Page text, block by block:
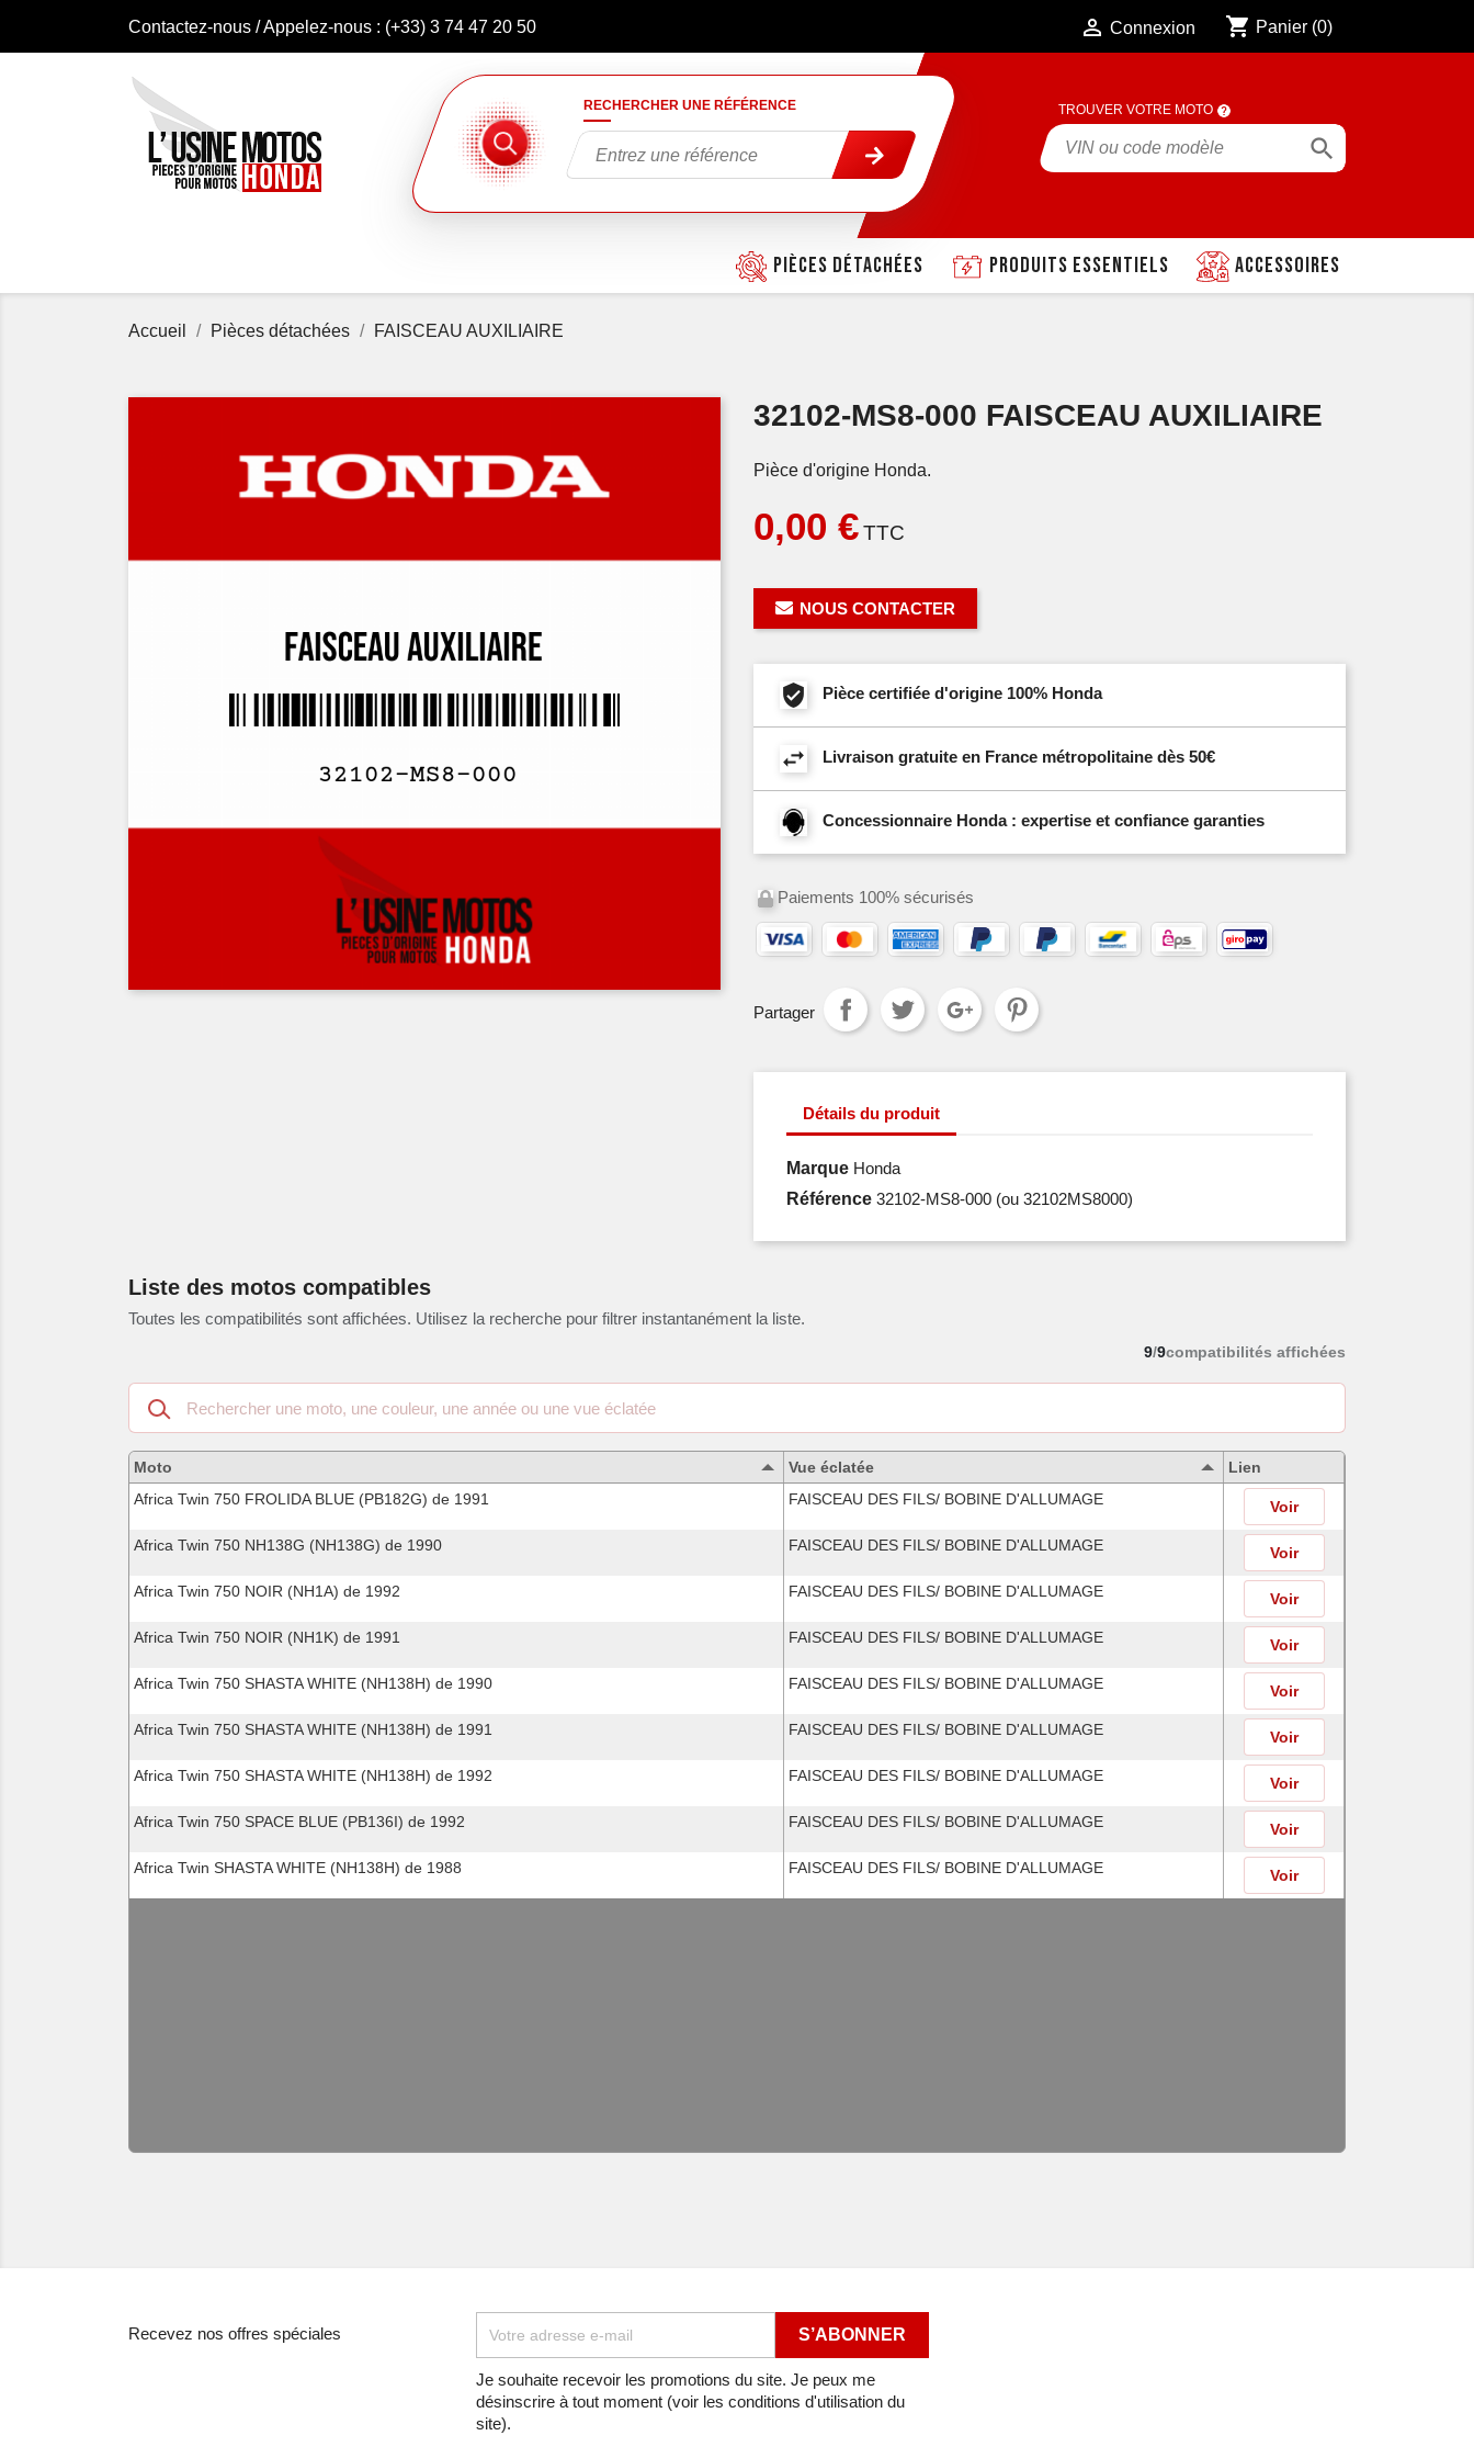
Contactez-nous / Appelez-nous : (+33) 3 74 47 20 50  Connexion shopping_cart Panier (0)
RECHERCHER UNE RÉFÉRENCE TROUVER VOTRE MOTO

Accessoires
Produits essentiels
Pièces détachées
Accueil Pièces détachées FAISCEAU AUXILIAIRE
32102-MS8-000 FAISCEAU AUXILIAIRE
Pièce d'origine Honda.
0,00 €TTC
NOUS CONTACTER
Pièce certifiée d'origine 100% Honda
Livraison gratuite en France métropolitaine dès 50€
Concessionnaire Honda : expertise et confiance garanties
Paiements 100% sécurisés
Partager
Détails du produit
Marque Honda
Référence 32102-MS8-000 (ou 32102MS8000)
Liste des motos compatibles
Toutes les compatibilités sont affichées. Utilisez la recherche pour filtrer instantanément la liste.
9/9compatibilités affichées
Recherche
dans
les
motos
compatibles
Moto Vue éclatée
Lien
Africa Twin 750 FROLIDA BLUE (PB182G) de 1991
FAISCEAU DES FILS/ BOBINE D'ALLUMAGE Voir
Africa Twin 750 NH138G (NH138G) de 1990 FAISCEAU DES FILS/ BOBINE D'ALLUMAGE Voir
Africa Twin 750 NOIR (NH1A) de 1992 FAISCEAU DES FILS/ BOBINE D'ALLUMAGE Voir
Africa Twin 750 NOIR (NH1K) de 1991 FAISCEAU DES FILS/ BOBINE D'ALLUMAGE Voir
Africa Twin 750 SHASTA WHITE (NH138H) de 1990 FAISCEAU DES FILS/ BOBINE D'ALLUMAGE Voir
Africa Twin 750 SHASTA WHITE (NH138H) de 1991 FAISCEAU DES FILS/ BOBINE D'ALLUMAGE Voir
Africa Twin 750 SHASTA WHITE (NH138H) de 1992 FAISCEAU DES FILS/ BOBINE D'ALLUMAGE Voir
Africa Twin 750 SPACE BLUE (PB136I) de 1992 FAISCEAU DES FILS/ BOBINE D'ALLUMAGE Voir
Africa Twin SHASTA WHITE (NH138H) de 1988 FAISCEAU DES FILS/ BOBINE D'ALLUMAGE Voir
Recevez nos offres spéciales
Je souhaite recevoir les promotions du site. Je peux me
désinscrire à tout moment (voir les conditions d'utilisation du
site).